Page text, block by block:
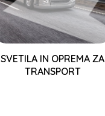
SVETILA IN OPREMA ZA
TRANSPORT